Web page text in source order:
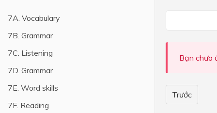
7A. Vocabulary
7B. Grammar
7C. Listening
7D. Grammar
7E. Word skills
7F. Reading
Bạn chưa
Trước